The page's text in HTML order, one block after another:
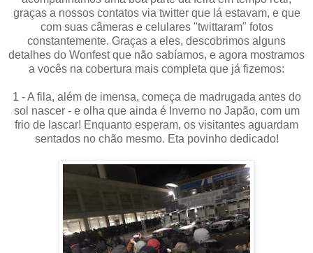
graças a nossos contatos via twitter que lá estavam, e que
com suas câmeras e celulares "twittaram" fotos
constantemente. Graças a eles, descobrimos alguns
detalhes do Wonfest que não sabíamos, e agora mostramos
a vocês na cobertura mais completa que já fizemos:
1 - A fila, além de imensa, começa de madrugada antes do
sol nascer - e olha que ainda é Inverno no Japão, com um
frio de lascar! Enquanto esperam, os visitantes aguardam
sentados no chão mesmo. Eta povinho dedicado!